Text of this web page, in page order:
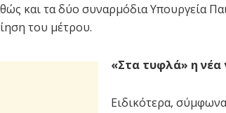
και τα δύο συναρμόδια Υπουργεία
του μέτρου.
«Στα τυφλά» η νέα
Ειδικότερα,